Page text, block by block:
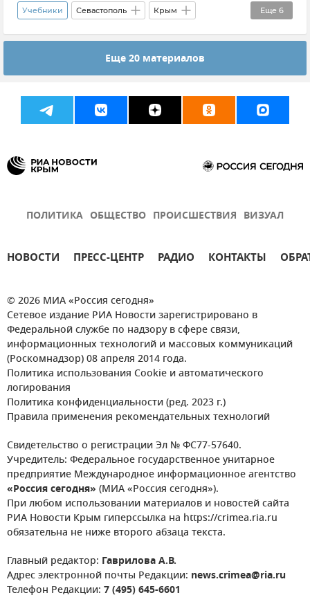
Еще 6
Учебники Севастополь Крым
Сергей Кравцов Высшее образование
Образование в России Общество
Еще 20 материалов
ПОЛИТИКА ОБЩЕСТВО ПРОИСШЕСТВИЯ ВИЗУАЛ
НОВОСТИ ПРЕСС-ЦЕНТР РАДИО КОНТАКТЫ
© 2026 МИА «Россия сегодня»
Сетевое издание РИА Новости зарегистрировано в
Федеральной службе по надзору в сфере связи,
информационных технологий и массовых коммуникаций
(Роскомнадзор) 08 апреля 2014 года.
Политика использования Cookie и автоматического
логирования
Политика конфиденциальности (ред. 2023 г.)
Правила применения рекомендательных технологий
Свидетельство о регистрации Эл № ФС77-57640.
Учредитель: Федеральное государственное унитарное
предприятие Международное информационное агентство
«Россия сегодня» (МИА «Россия сегодня»).
При любом использовании материалов и новостей сайта
РИА Новости Крым гиперссылка на https://crimea.ria.ru
обязательна не ниже второго абзаца текста.
Главный редактор: Гаврилова А.В.
Адрес электронной почты Редакции: news.crimea@ria.ru
Телефон Редакции: 7 (495) 645-6601